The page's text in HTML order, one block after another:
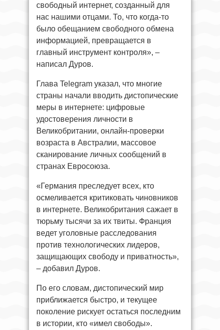
свободный интернет, созданный для
нас нашими отцами. То, что когда-то
было обещанием свободного обмена
информацией, превращается в
главный инструмент контроля», –
написал Дуров.
Глава Telegram указал, что многие
страны начали вводить дистопические
меры в интернете: цифровые
удостоверения личности в
Великобритании, онлайн-проверки
возраста в Австралии, массовое
сканирование личных сообщений в
странах Евросоюза.
«Германия преследует всех, кто
осмеливается критиковать чиновников
в интернете. Великобритания сажает в
тюрьму тысячи за их твиты. Франция
ведет уголовные расследования
против технологических лидеров,
защищающих свободу и приватность»,
– добавил Дуров.
По его словам, дистопический мир
приближается быстро, и текущее
поколение рискует остаться последним
в истории, кто «имел свободы».